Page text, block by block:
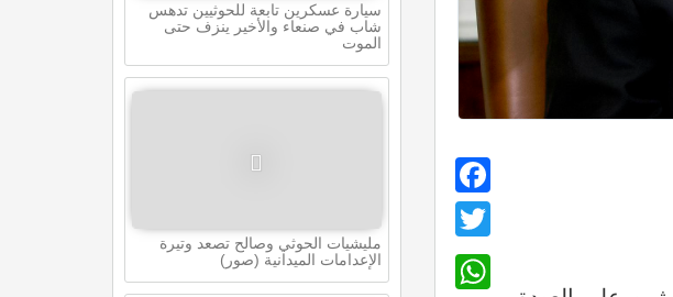
Facebook
Twitter
WhatsApp
سيارة عسكرين تابعة للحوثيين تدهس
شاب في صنعاء والأخير ينزف حتى
الموت
مليشيات الحوثي وصالح تصعد وتيرة
الإعدامات الميدانية (صور)